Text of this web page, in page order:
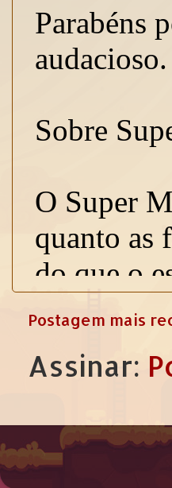
Postagem mais
Assinar: